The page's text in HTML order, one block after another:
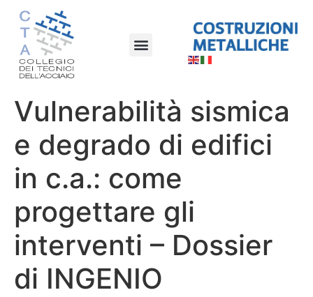
Vulnerabilità sismica
e degrado di edifici
in c.a.: come
progettare gli
interventi – Dossier
di INGENIO